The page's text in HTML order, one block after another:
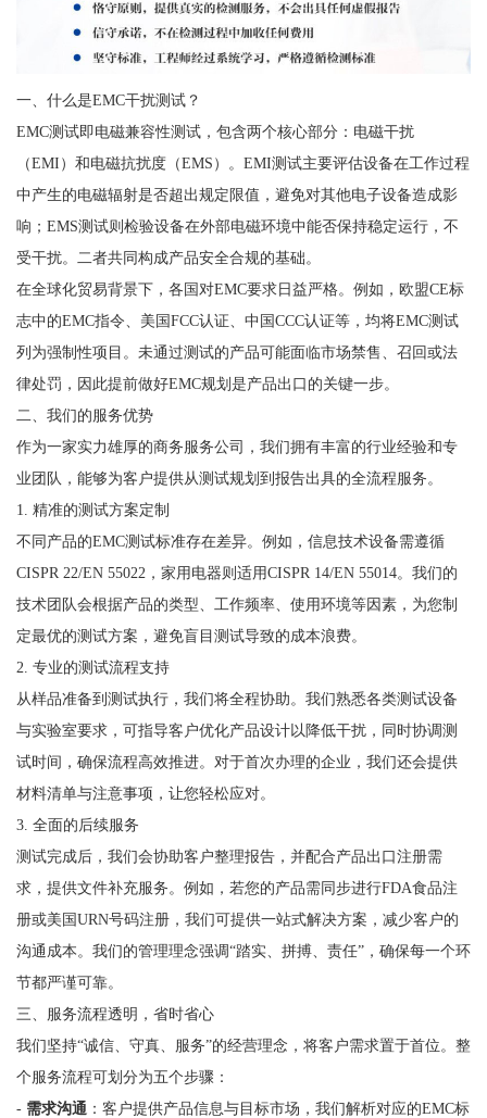
一、什么是EMC干扰测试？
EMC测试即电磁兼容性测试，包含两个核心部分：电磁干扰
（EMI）和电磁抗扰度（EMS）。EMI测试主要评估设备在工作过程
中产生的电磁辐射是否超出规定限值，避免对其他电子设备造成影
响；EMS测试则检验设备在外部电磁环境中能否保持稳定运行，不
受干扰。二者共同构成产品安全合规的基础。
在全球化贸易背景下，各国对EMC要求日益严格。例如，欧盟CE标
志中的EMC指令、美国FCC认证、中国CCC认证等，均将EMC测试
列为强制性项目。未通过测试的产品可能面临市场禁售、召回或法
律处罚，因此提前做好EMC规划是产品出口的关键一步。
二、我们的服务优势
作为一家实力雄厚的商务服务公司，我们拥有丰富的行业经验和专
业团队，能够为客户提供从测试规划到报告出具的全流程服务。
1. 精准的测试方案定制
不同产品的EMC测试标准存在差异。例如，信息技术设备需遵循
CISPR 22/EN 55022，家用电器则适用CISPR 14/EN 55014。我们的
技术团队会根据产品的类型、工作频率、使用环境等因素，为您制
定最优的测试方案，避免盲目测试导致的成本浪费。
2. 专业的测试流程支持
从样品准备到测试执行，我们将全程协助。我们熟悉各类测试设备
与实验室要求，可指导客户优化产品设计以降低干扰，同时协调测
试时间，确保流程高效推进。对于首次办理的企业，我们还会提供
材料清单与注意事项，让您轻松应对。
3. 全面的后续服务
测试完成后，我们会协助客户整理报告，并配合产品出口注册需
求，提供文件补充服务。例如，若您的产品需同步进行FDA食品注
册或美国URN号码注册，我们可提供一站式解决方案，减少客户的
沟通成本。我们的管理理念强调“踏实、拼搏、责任”，确保每一个环
节都严谨可靠。
三、服务流程透明，省时省心
我们坚持“诚信、守真、服务”的经营理念，将客户需求置于首位。整
个服务流程可划分为五个步骤：
- 需求沟通 ：客户提供产品信息与目标市场，我们解析对应的EMC标